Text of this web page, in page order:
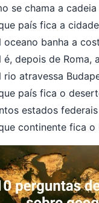
se chama a
país fica a
oceano banha a
é, depois de Roma,
rio atravessa
país fica o
estados
continente fica o